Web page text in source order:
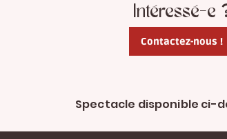
Intéressé-e
Contactez-nous !
Spectacle disponible ci-